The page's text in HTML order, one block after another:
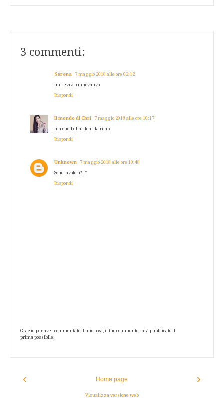
3 commenti:
Serena 7 maggio 2018 alle ore 02:12
un sevizio innovativo
Rispondi
Il mondo di Chri 7 maggio 2018 alle ore 10:17
ma che bella idea! da rifare
Rispondi
Unknown 7 maggio 2018 alle ore 10:48
Sono favolosi*_*
Rispondi
Grazie per aver commentato il mio post, il tuo commento sarà pubblicato il
prima possibile.
‹ ›
Home page
Visualizza versione web